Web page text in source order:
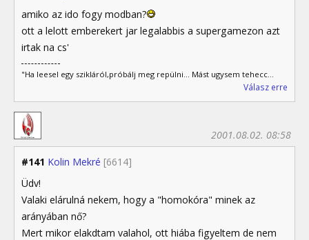
amiko az ido fogy modban?
ott a lelott emberekert jar legalabbis a supergamezon azt
irtak na cs'
"Ha leesel egy szikláról,próbálj meg repülni... Mást ugysem tehecc...
Válasz erre
#141 Kolin Mekré [6614]
2001.08.02. 08:58
Üdv!
Valaki elárulná nekem, hogy a "homokóra" minek az
arányában nő?
Mert mikor elakdtam valahol, ott hiába figyeltem de nem